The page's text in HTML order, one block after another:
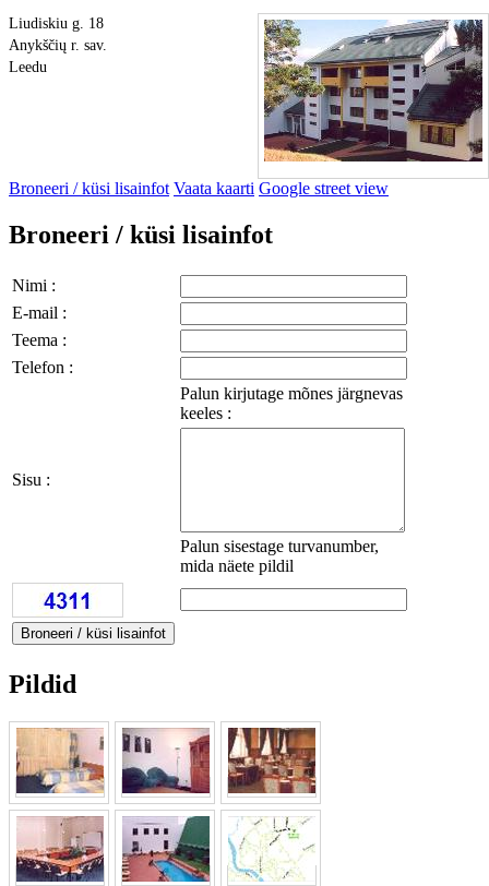
Liudiskiu g. 18
Anykščių r. sav.
Leedu
Broneeri / küsi lisainfot Vaata kaarti Google street view
Broneeri / küsi lisainfot
Nimi :
E-mail :
Teema :
Telefon :
Palun kirjutage mõnes järgnevas
keeles :
Sisu :
Palun sisestage turvanumber,
mida näete pildil
Pildid